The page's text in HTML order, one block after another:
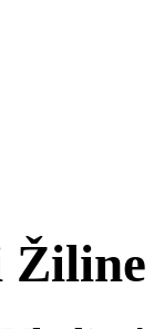
Žiline